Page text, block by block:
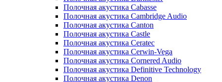
Полочная акустика Cabasse
Полочная акустика Cambridge Audio
Полочная акустика Canton
Полочная акустика Castle
Полочная акустика Ceratec
Полочная акустика Cerwin-Vega
Полочная акустика Cornered Audio
Полочная акустика Definitive Technology
Полочная акустика Denon